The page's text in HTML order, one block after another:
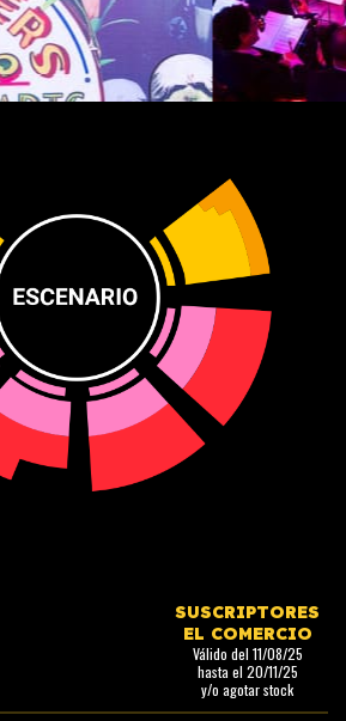
SUSCRIPTORES
EL COMERCIO
Válido del 11/08/25
hasta el 20/11/25
y/o agotar stock